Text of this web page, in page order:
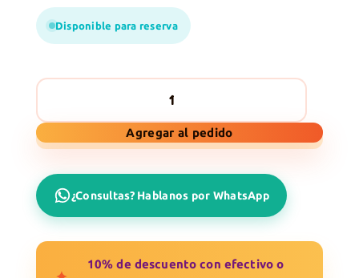
Disponible para reserva
del
Agregar al pedido
¿Consultas? Hablanos por WhatsApp
10% de descuento con efectivo o